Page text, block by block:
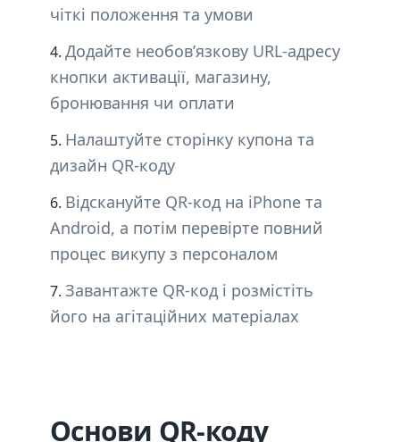
чіткі положення та умови
Додайте необов’язкову URL-адресу
кнопки активації, магазину,
бронювання чи оплати
Налаштуйте сторінку купона та
дизайн QR-коду
Відскануйте QR-код на iPhone та
Android, а потім перевірте повний
процес викупу з персоналом
Завантажте QR-код і розмістіть
його на агітаційних матеріалах
Основи QR-коду